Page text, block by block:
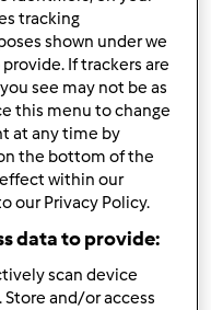
OTRZYMAĆ
które są
gdy otrzymujesz
kariery użytkownika.
które aktywności
tracking
shown under we
If trackers are
see may not be as
this menu to change
at any time by
the bottom of the
effect within our
our Privacy Policy.
data to provide:
scan device
and/or access